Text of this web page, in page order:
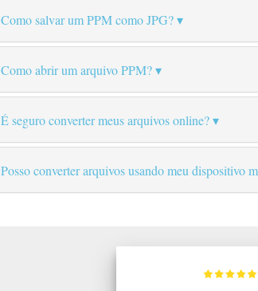
Como salvar um PPM como JPG?
Como abrir um arquivo PPM?
É seguro converter meus arquivos online?
Posso converter arquivos usando meu dispositivo